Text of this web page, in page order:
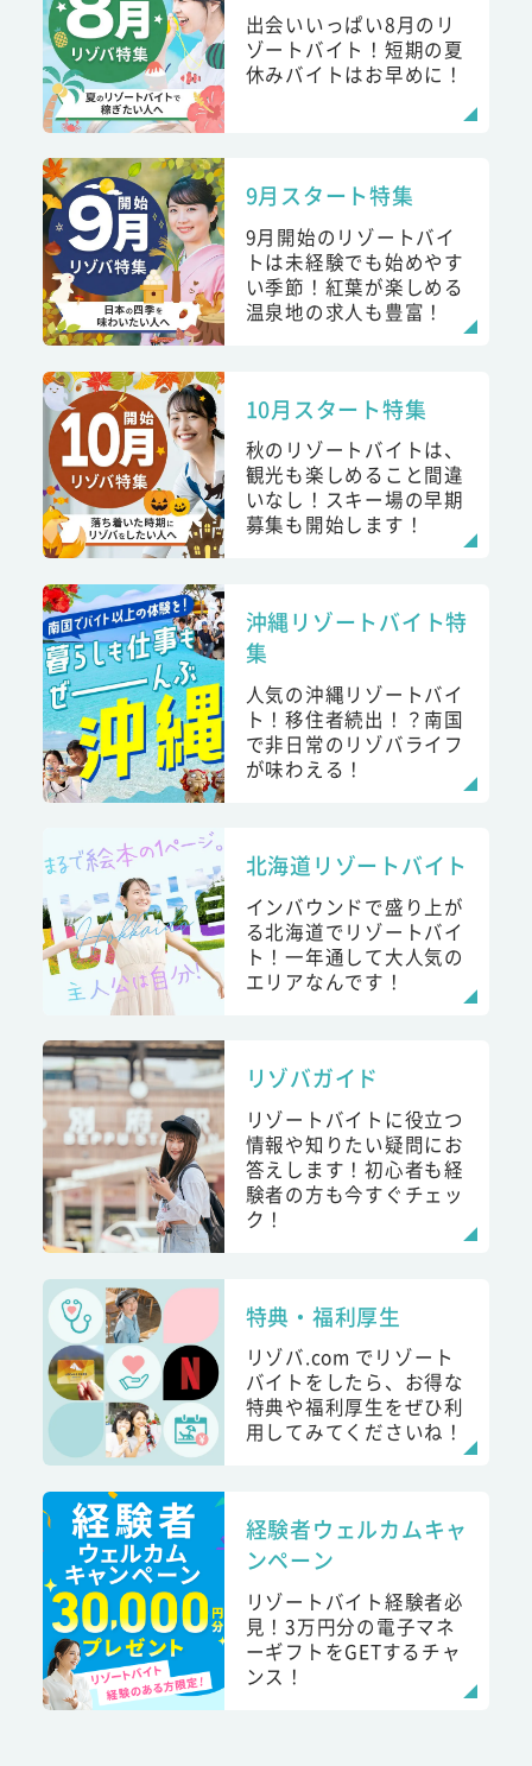
出会いいっぱい8月のリ
ゾートバイト！短期の夏
休みバイトはお早めに！
9月スタート特集
9月開始のリゾートバイ
トは未経験でも始めやす
い季節！紅葉が楽しめる
温泉地の求人も豊富！
10月スタート特集
秋のリゾートバイトは、
観光も楽しめること間違
いなし！スキー場の早期
募集も開始します！
沖縄リゾートバイト特
集
人気の沖縄リゾートバイ
ト！移住者続出！？南国
で非日常のリゾバライフ
が味わえる！
北海道リゾートバイト
インバウンドで盛り上が
る北海道でリゾートバイ
ト！一年通して大人気の
エリアなんです！
リゾバガイド
リゾートバイトに役立つ
情報や知りたい疑問にお
答えします！初心者も経
験者の方も今すぐチェッ
ク！
特典・福利厚生
リゾバ.com でリゾート
バイトをしたら、お得な
特典や福利厚生をぜひ利
用してみてくださいね！
経験者ウェルカムキャ
ンペーン
リゾートバイト経験者必
見！3万円分の電子マネ
ーギフトをGETするチャ
ンス！